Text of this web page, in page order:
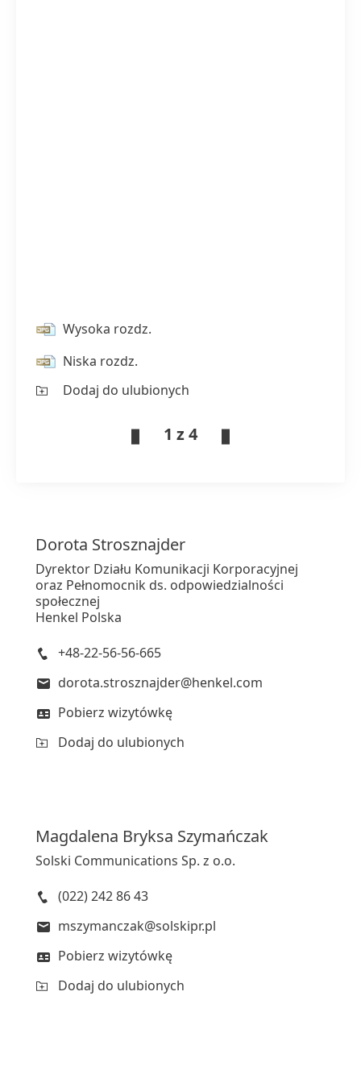
Wysoka rozdz.
Niska rozdz.
Dodaj do ulubionych
1 z 4
Dorota Strosznajder
Dyrektor Działu Komunikacji Korporacyjnej
oraz Pełnomocnik ds. odpowiedzialności
społecznej
Henkel Polska
+48-22-56-56-665
dorota.strosznajder@henkel.com
Pobierz wizytówkę
Dodaj do ulubionych
Magdalena Bryksa Szymańczak
Solski Communications Sp. z o.o.
(022) 242 86 43
mszymanczak@solskipr.pl
Pobierz wizytówkę
Dodaj do ulubionych